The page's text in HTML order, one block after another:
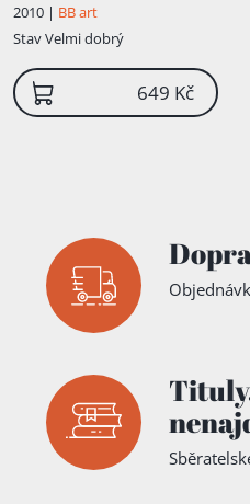
2010 | BB art
StavVelmi dobrý
649 Kč